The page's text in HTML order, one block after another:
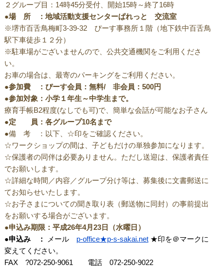
２グループ目：14時45分受付、開始15時～終了16時
●場 所 ：地域活動支援センターぱれっと 交流室
※堺市百舌鳥梅町3-39-32 ぴーす事務所１階（地下鉄中百舌鳥
駅下車徒歩１２分）
※駐車場がございませんので、公共交通機関をご利用くださ
い。
お車の場合は、最寄のパーキングをご利用ください。
●参加費 ：ぴーす会員：無料/ 非会員：500円
●参加対象：小学１年生～中学生まで。
療育手帳B2程度(なしでも可)で、簡単な会話が可能なお子さん
●定 員：各グループ10名まで
●備 考 ：以下、☆印をご確認ください。
☆ワークショップの間は、子どもだけの単独参加になります。
☆保護者の同伴は必要ありません。ただし送迎は、保護者責任
でお願いします。
☆詳細な時間／内容／グループ分け等は、募集後に文書郵送に
てお知らせいたします。
☆お子さまについての聞き取り表（郵送物に同封）の事前提出
をお願いする場合がございます。
●申込み期限：平成26年4月23日（水曜日）
●申込み ：
メール p-office★p-s-sakai.net★印を＠マークに
変えてください。
FAX ?072-250-9061 電話 072-250-9022